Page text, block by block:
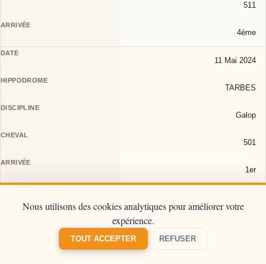
511
4éme
11 Mai 2024
TARBES
Galop
501
1er
Nous utilisons des cookies analytiques pour améliorer votre
expérience.
TOUT ACCEPTER REFUSER